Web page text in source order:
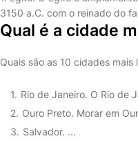
3150 a.C. com o reinado do
Qual é a cidade
Quais são as 10 cidades mais
Rio de Janeiro. O Rio de
Ouro Preto. Morar em
Salvador. ...